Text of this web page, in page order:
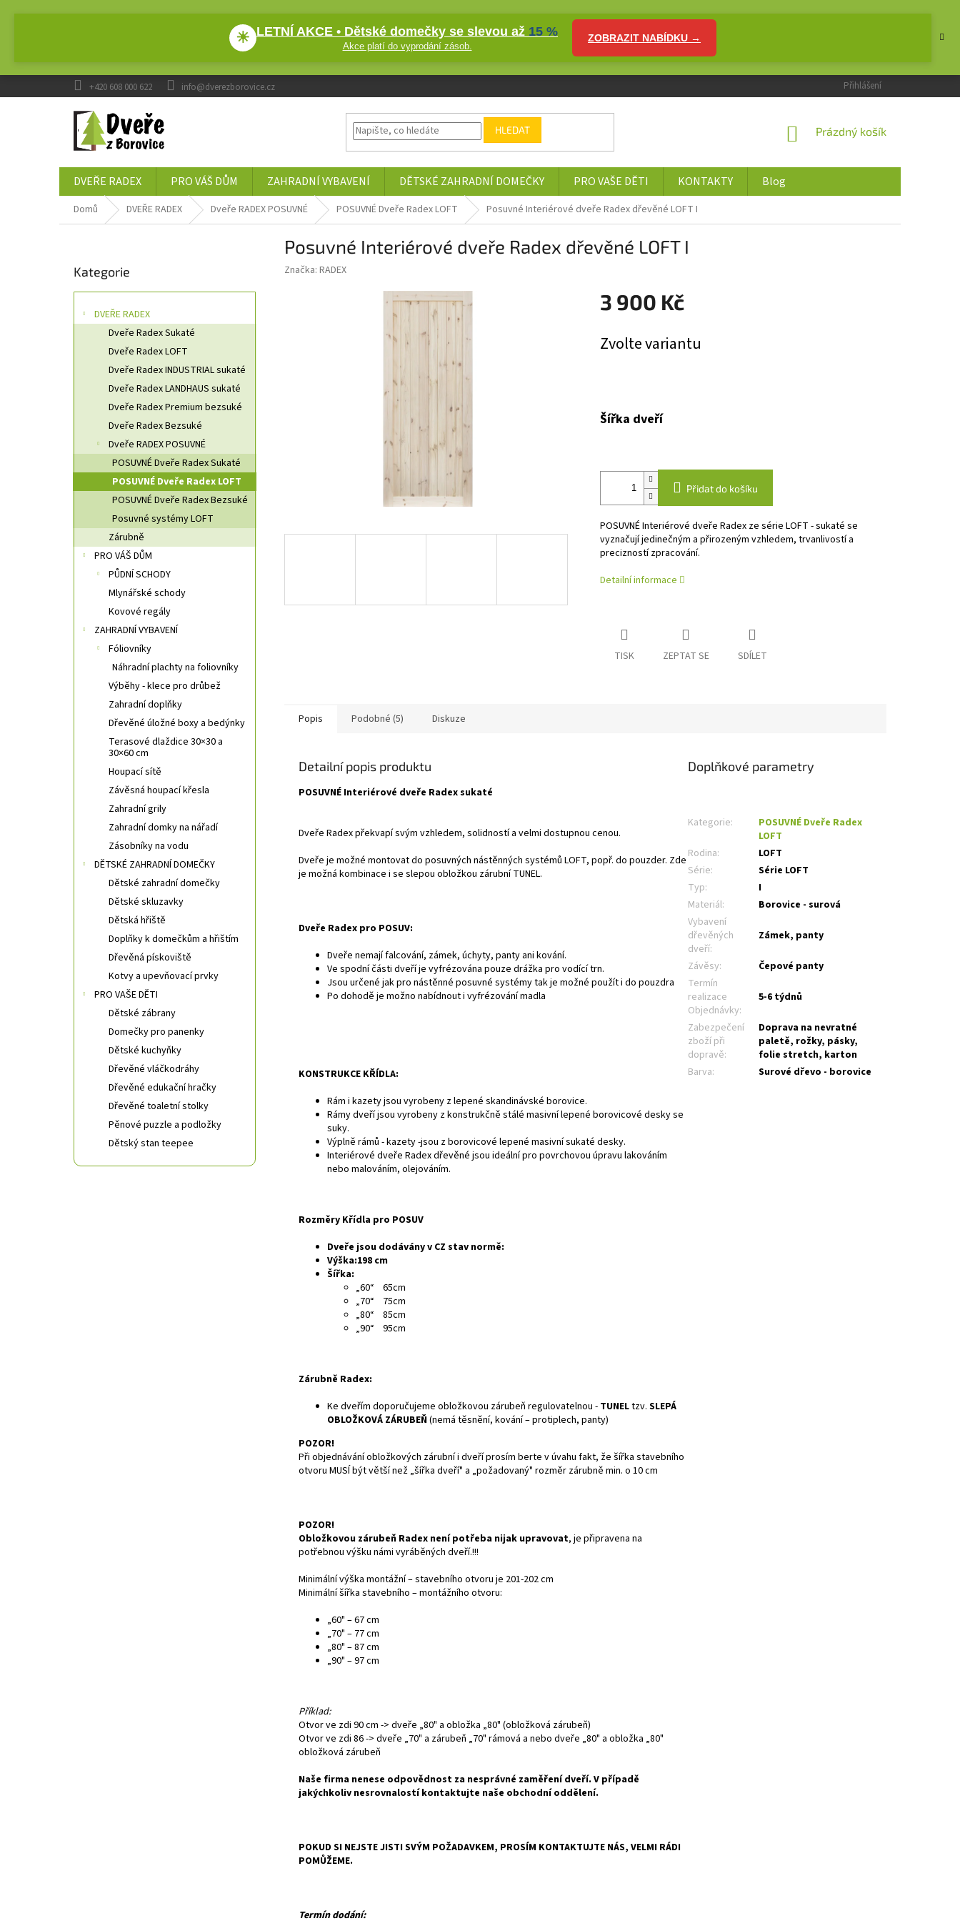
☀ LETNÍ AKCE • Dětské domečky se slevou až 15 %
Akce platí do vyprodání zásob.
ZOBRAZIT NABÍDKU →
+420 608 000 622 info@dverezborovice.cz Přihlášení
HLEDAT
NÁKUPNÍ
Prázdný košík
DVEŘE RADEX PRO VÁŠ DŮM ZAHRADNÍ VYBAVENÍ DĚTSKÉ ZAHRADNÍ DOMEČKY PRO VAŠE DĚTI KONTAKTY Blog
Domů DVEŘE RADEX Dveře RADEX POSUVNÉ POSUVNÉ Dveře Radex LOFT Posuvné Interiérové dveře Radex dřevěné LOFT I
kategorie
Kategorie
DVEŘE RADEX
Dveře Radex Sukaté
Dveře Radex LOFT
Dveře Radex INDUSTRIAL sukaté
Dveře Radex LANDHAUS sukaté
Dveře Radex Premium bezsuké
Dveře Radex Bezsuké
Dveře RADEX POSUVNÉ
POSUVNÉ Dveře Radex Sukaté
POSUVNÉ Dveře Radex LOFT
POSUVNÉ Dveře Radex Bezsuké
Posuvné systémy LOFT
Zárubně
PRO VÁŠ DŮM
PŮDNÍ SCHODY
Mlynářské schody
Kovové regály
ZAHRADNÍ VYBAVENÍ
Fóliovníky
Náhradní plachty na foliovníky
Výběhy - klece pro drůbež
Zahradní doplňky
Dřevěné úložné boxy a bedýnky
Terasové dlaždice 30×30 a
30×60 cm
Houpací sítě
Závěsná houpací křesla
Zahradní grily
Zahradní domky na nářadí
Zásobníky na vodu
DĚTSKÉ ZAHRADNÍ DOMEČKY
Dětské zahradní domečky
Dětské skluzavky
Dětská hřiště
Doplňky k domečkům a hřištím
Dřevěná pískoviště
Kotvy a upevňovací prvky
PRO VAŠE DĚTI
Dětské zábrany
Domečky pro panenky
Dětské kuchyňky
Dřevěné vláčkodráhy
Dřevěné edukační hračky
Dřevěné toaletní stolky
Pěnové puzzle a podložky
Dětský stan teepee
Posuvné Interiérové dveře Radex dřevěné LOFT I
Značka: RADEX
3 900 Kč
cena:
Zvolte variantu
Šířka dveří
Přidat do košíku
POSUVNÉ Interiérové dveře Radex ze série LOFT - sukaté se
vyznačují jedinečným a přirozeným vzhledem, trvanlivostí a
precizností zpracování.
Detailní informace
TISK ZEPTAT SE SDÍLET
Popis Podobné (5) Diskuze
Detailní popis produktu
POSUVNÉ Interiérové dveře Radex sukaté
Dveře Radex překvapí svým vzhledem, solidností a velmi dostupnou cenou.
Dveře je možné montovat do posuvných nástěnných systémů LOFT, popř. do pouzder. Zde
je možná kombinace i se slepou obložkou zárubní TUNEL.
Dveře Radex pro POSUV:
Dveře nemají falcování, zámek, úchyty, panty ani kování.
Ve spodní části dveří je vyfrézována pouze drážka pro vodící trn.
Jsou určené jak pro nástěnné posuvné systémy tak je možné použít i do pouzdra
Po dohodě je možno nabídnout i vyfrézování madla
KONSTRUKCE KŘÍDLA:
Rám i kazety jsou vyrobeny z lepené skandinávské borovice.
Rámy dveří jsou vyrobeny z konstrukčně stálé masivní lepené borovicové desky se
suky.
Výplně rámů - kazety -jsou z borovicové lepené masivní sukaté desky.
Interiérové dveře Radex dřevěné jsou ideální pro povrchovou úpravu lakováním
nebo malováním, olejováním.
Rozměry Křídla pro POSUV
Dveře jsou dodávány v CZ stav normě:
Výška:198 cm
Šířka:
„60“ 65cm
„70“ 75cm
„80“ 85cm
„90“ 95cm
Zárubně Radex:
Ke dveřím doporučujeme obložkovou zárubeň regulovatelnou - TUNELtzv. SLEPÁ
OBLOŽKOVÁ ZÁRUBEŇ(nemá těsnění, kování – protiplech, panty)
POZOR!
Při objednávání obložkových zárubní i dveří prosím berte v úvahu fakt, že šířka stavebního
otvoru MUSÍ být větší než „šířka dveří" a „požadovaný" rozměr zárubně min. o 10 cm
POZOR!
Obložkovou zárubeň Radex není potřeba nijak upravovat, je připravena na
potřebnou výšku námi vyráběných dveří.!!!
Minimální výška montážní – stavebního otvoru je 201-202 cm
Minimální šířka stavebního – montážního otvoru:
„60" – 67 cm
„70" – 77 cm
„80" – 87 cm
„90" – 97 cm
Příklad:
Otvor ve zdi 90 cm -> dveře „80" a obložka „80" (obložková zárubeň)
Otvor ve zdi 86 -> dveře „70" a zárubeň „70" rámová a nebo dveře „80" a obložka „80"
obložková zárubeň
Naše firma nenese odpovědnost za nesprávné zaměření dveří. V případě
jakýchkoliv nesrovnalostí kontaktujte naše obchodní oddělení.
POKUD SI NEJSTE JISTI SVÝM POŽADAVKEM, PROSÍM KONTAKTUJTE NÁS, VELMI RÁDI
POMŮŽEME.
Termín dodání:
Doplňkové parametry
Kategorie:
POSUVNÉ Dveře Radex
LOFT
Rodina:
LOFT
Série:
Série LOFT
Typ:
I
Materiál:
Borovice - surová
Vybavení
dřevěných
dveří:
Zámek, panty
Závěsy:
Čepové panty
Termín
realizace
Objednávky:
5-6 týdnů
Zabezpečení
zboží při
dopravě:
Doprava na nevratné
paletě, rožky, pásky,
folie stretch, karton
Barva: Surové dřevo - borovice